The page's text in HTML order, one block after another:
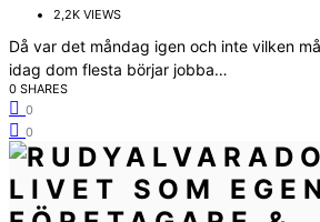
2,2K VIEWS
Då var det måndag igen och inte vilken
idag dom flesta börjar jobba…
0 SHARES
0
0